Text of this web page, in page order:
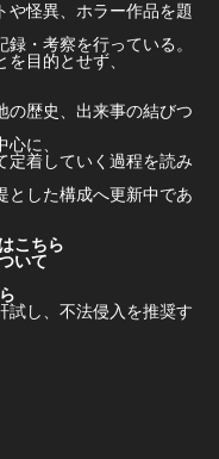
や怪異、ホラー作品を題
・考察を行っている。
目的とせず、
の歴史、出来事の結びつ
に、
定着していく過程を読み
とした構成へ更新中であ
こちら
いて
し、不法侵入を推奨す